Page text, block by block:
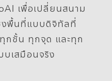
เพื่อเปลี่ยนสนาม
งพื้นที่แบบดิจิทัลที่
กชั้น ทุกจุด และทุก
บเสมือนจริง